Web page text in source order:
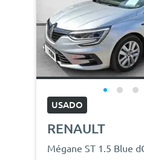
USADO
RENAULT
Mégane ST 1.5 Blue